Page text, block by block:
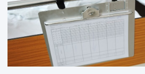
i
e
c
!
i
n
i
T
r